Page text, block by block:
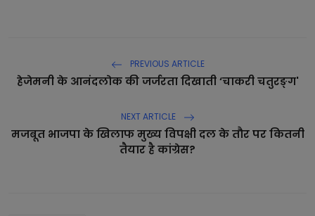
PREVIOUS ARTICLE
हेजेमनी के आनंदलोक की जर्जरता दिखाती ‘चाकरी चतुरङ्ग'
NEXT ARTICLE
मजबूत भाजपा के खिलाफ मुख्य विपक्षी दल के तौर पर कितनी
तैयार है कांग्रेस?